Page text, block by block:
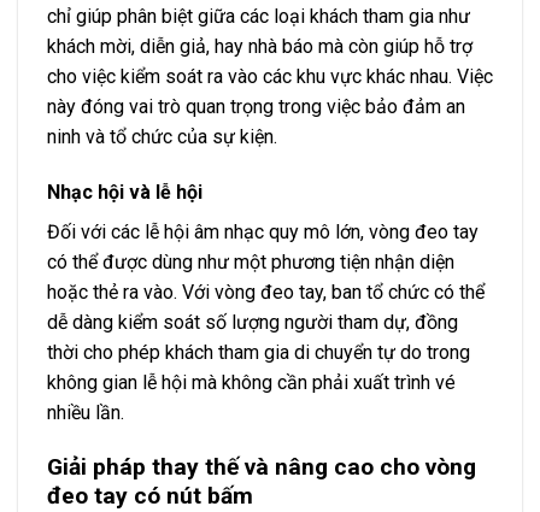
chỉ giúp phân biệt giữa các loại khách tham gia như
khách mời, diễn giả, hay nhà báo mà còn giúp hỗ trợ
cho việc kiểm soát ra vào các khu vực khác nhau. Việc
này đóng vai trò quan trọng trong việc bảo đảm an
ninh và tổ chức của sự kiện.
Nhạc hội và lễ hội
Đối với các lễ hội âm nhạc quy mô lớn, vòng đeo tay
có thể được dùng như một phương tiện nhận diện
hoặc thẻ ra vào. Với vòng đeo tay, ban tổ chức có thể
dễ dàng kiểm soát số lượng người tham dự, đồng
thời cho phép khách tham gia di chuyển tự do trong
không gian lễ hội mà không cần phải xuất trình vé
nhiều lần.
Giải pháp thay thế và nâng cao cho vòng
đeo tay có nút bấm